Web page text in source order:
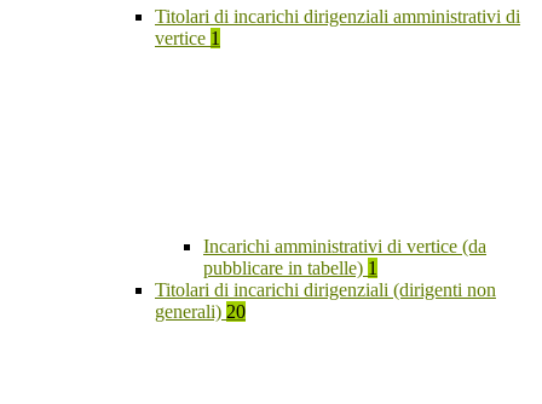
Titolari di incarichi dirigenziali amministrativi di
vertice 1
Incarichi amministrativi di vertice (da
pubblicare in tabelle) 1
Titolari di incarichi dirigenziali (dirigenti non
generali) 20